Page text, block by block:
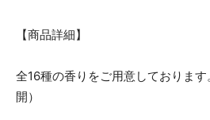
【商品詳細】
全16種の香りをご用意しておりま
開）